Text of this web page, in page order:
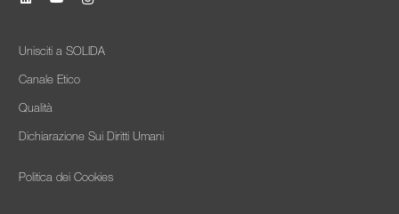
Unisciti a SOLIDA
Canale Etico
Qualità
Dichiarazione Sui Diritti Umani
Politica dei Cookies